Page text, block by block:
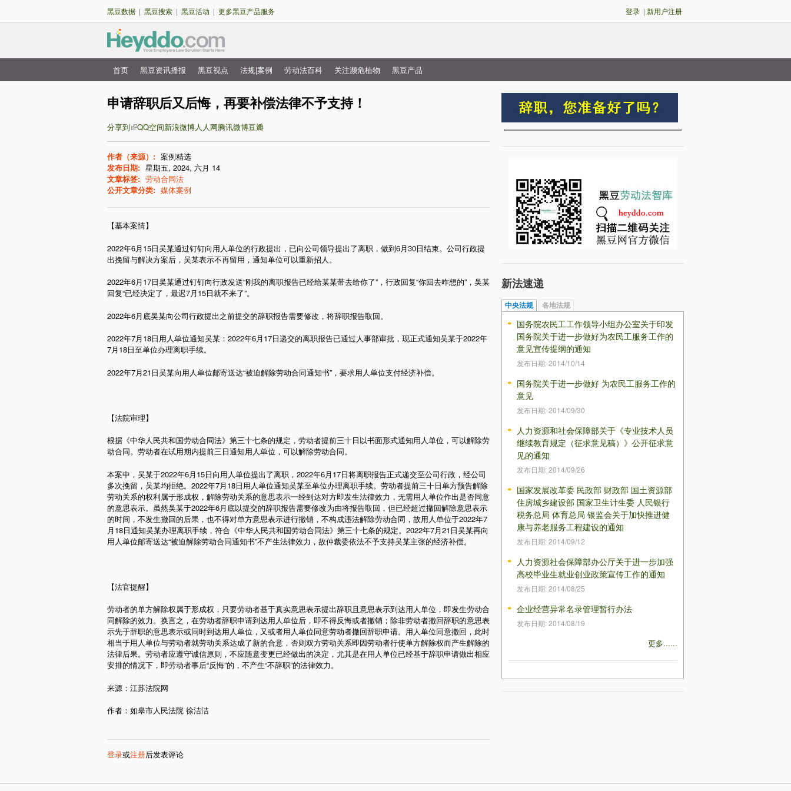
转
要
内
容
黑豆数据 | 黑豆搜索 | 黑豆活动 | 更多黑豆产品服务 登录 | 新用户注册
主
菜
单
首页 黑豆资讯播报 黑豆视点 法规|案例 劳动法百科 关注濒危植物 黑豆产品
申请辞职后又后悔，再要补偿法律不予支持！
分享到 QQ空间新浪微博人人网腾讯微博豆瓣
作者（来源）: 案例精选
发布日期: 星期五, 2024, 六月 14
文章标签: 劳动合同法
公开文章分类: 媒体案例
【基本案情】
2022年6月15日吴某通过钉钉向用人单位的行政提出，已向公司领导提出了离职，做到6月30日结束。公司行政提
出挽留与解决方案后，吴某表示不再留用，通知单位可以重新招人。
2022年6月17日吴某通过钉钉向行政发送“刚我的离职报告已经给某某带去给你了”，行政回复“你回去咋想的”，吴某
回复“已经决定了，最迟7月15日就不来了”。
2022年6月底吴某向公司行政提出之前提交的辞职报告需要修改，将辞职报告取回。
2022年7月18日用人单位通知吴某：2022年6月17日递交的离职报告已通过人事部审批，现正式通知吴某于2022年
7月18日至单位办理离职手续。
2022年7月21日吴某向用人单位邮寄送达“被迫解除劳动合同通知书”，要求用人单位支付经济补偿。
【法院审理】
根据《中华人民共和国劳动合同法》第三十七条的规定，劳动者提前三十日以书面形式通知用人单位，可以解除劳
动合同。劳动者在试用期内提前三日通知用人单位，可以解除劳动合同。
本案中，吴某于2022年6月15日向用人单位提出了离职，2022年6月17日将离职报告正式递交至公司行政，经公司
多次挽留，吴某均拒绝。2022年7月18日用人单位通知吴某至单位办理离职手续。劳动者提前三十日单方预告解除
劳动关系的权利属于形成权，解除劳动关系的意思表示一经到达对方即发生法律效力，无需用人单位作出是否同意
的意思表示。虽然吴某于2022年6月底以提交的辞职报告需要修改为由将报告取回，但已经超过撤回解除意思表示
的时间，不发生撤回的后果，也不得对单方意思表示进行撤销，不构成违法解除劳动合同，故用人单位于2022年7
月18日通知吴某办理离职手续，符合《中华人民共和国劳动合同法》第三十七条的规定。2022年7月21日吴某再向
用人单位邮寄送达“被迫解除劳动合同通知书”不产生法律效力，故仲裁委依法不予支持吴某主张的经济补偿。
【法官提醒】
劳动者的单方解除权属于形成权，只要劳动者基于真实意思表示提出辞职且意思表示到达用人单位，即发生劳动合
同解除的效力。换言之，在劳动者辞职申请到达用人单位后，即不得反悔或者撤销；除非劳动者撤回辞职的意思表
示先于辞职的意思表示或同时到达用人单位，又或者用人单位同意劳动者撤回辞职申请。用人单位同意撤回，此时
相当于用人单位与劳动者就劳动关系达成了新的合意，否则双方劳动关系即因劳动者行使单方解除权而产生解除的
法律后果。劳动者应遵守诚信原则，不应随意变更已经做出的决定，尤其是在用人单位已经基于辞职申请做出相应
安排的情况下，即劳动者事后“反悔”的，不产生“不辞职”的法律效力。
来源：江苏法院网
作者：如皋市人民法院 徐洁洁
登录或注册后发表评论
新法速递
中央法规（活动标签）
各地法规
国务院农民工工作领导小组办公室关于印发
国务院关于进一步做好为农民工服务工作的
意见宣传提纲的通知
发布日期:2014/10/14
国务院关于进一步做好 为农民工服务工作的
意见
发布日期:2014/09/30
人力资源和社会保障部关于《专业技术人员
继续教育规定（征求意见稿）》公开征求意
见的通知
发布日期:2014/09/26
国家发展改革委 民政部 财政部 国土资源部
住房城乡建设部 国家卫生计生委 人民银行
税务总局 体育总局 银监会关于加快推进健
康与养老服务工程建设的通知
发布日期:2014/09/12
人力资源社会保障部办公厅关于进一步加强
高校毕业生就业创业政策宣传工作的通知
发布日期:2014/08/25
企业经营异常名录管理暂行办法
发布日期:2014/08/19
更多......